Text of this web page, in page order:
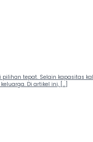
tepat. Selain kapasitas
Di artikel ini, […]